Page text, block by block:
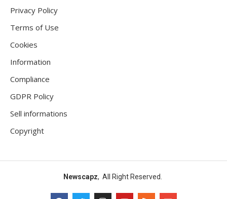
Privacy Policy
Terms of Use
Cookies
Information
Compliance
GDPR Policy
Sell informations
Copyright
Newscapz, All Right Reserved.